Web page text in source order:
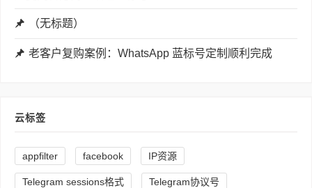
（无标题）
老客户复购案例：WhatsApp 蓝标号定制顺利完成
云标签
appfilter facebook IP资源
Telegram sessions格式 Telegram协议号